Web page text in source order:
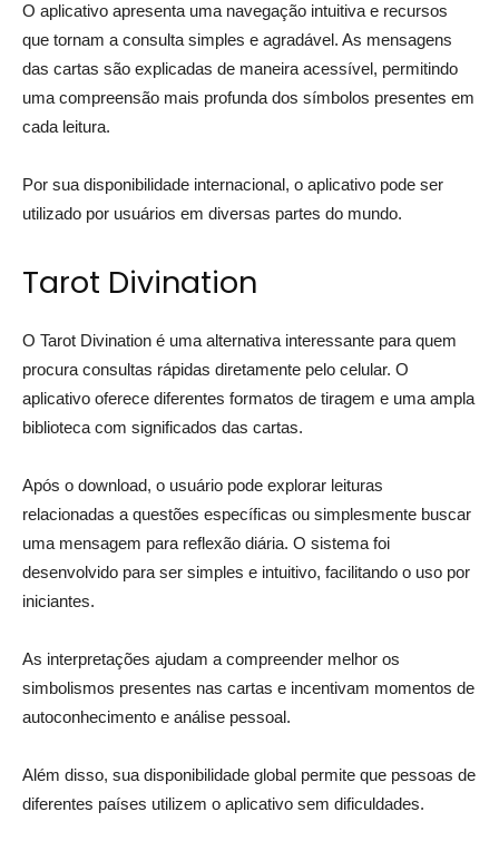
O aplicativo apresenta uma navegação intuitiva e recursos
que tornam a consulta simples e agradável. As mensagens
das cartas são explicadas de maneira acessível, permitindo
uma compreensão mais profunda dos símbolos presentes em
cada leitura.
Por sua disponibilidade internacional, o aplicativo pode ser
utilizado por usuários em diversas partes do mundo.
Tarot Divination
O Tarot Divination é uma alternativa interessante para quem
procura consultas rápidas diretamente pelo celular. O
aplicativo oferece diferentes formatos de tiragem e uma ampla
biblioteca com significados das cartas.
Após o download, o usuário pode explorar leituras
relacionadas a questões específicas ou simplesmente buscar
uma mensagem para reflexão diária. O sistema foi
desenvolvido para ser simples e intuitivo, facilitando o uso por
iniciantes.
As interpretações ajudam a compreender melhor os
simbolismos presentes nas cartas e incentivam momentos de
autoconhecimento e análise pessoal.
Além disso, sua disponibilidade global permite que pessoas de
diferentes países utilizem o aplicativo sem dificuldades.